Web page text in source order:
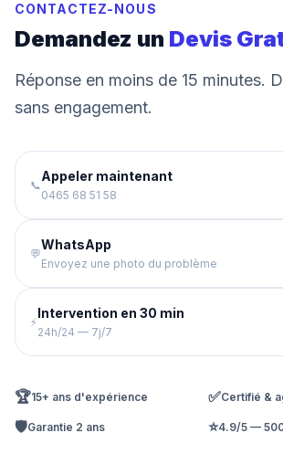
CONTACTEZ-NOUS
Demandez un Devis
Réponse en moins de 15 minutes.
sans engagement.
📞
Appeler maintenant
0465 68 51 58
💬
WhatsApp
Envoyez une photo du problème
⚡
Intervention en 30 min
24h/24 — 7j/7
🏆15+ ans d'expérience ✅Certifié &
🛡️Garantie 2 ans ⭐4.9/5 —